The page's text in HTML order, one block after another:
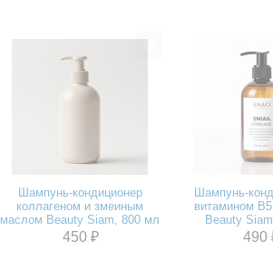
Шампунь-кондиционер
коллагеном и змеиным
маслом Beauty Siam, 800 мл
450 ₽
Шампунь-
витамином
Beauty
490